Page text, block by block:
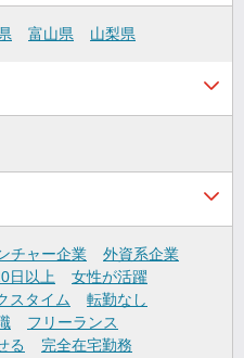
富山県 山梨県
チャー企業
外資系企業
日以上
女性が活躍
スタイム
転勤なし
フリーランス
る
完全在宅勤務